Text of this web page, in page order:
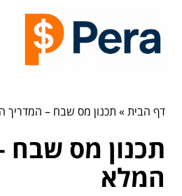
דף הבית» תכנון מס שבח – המדריך
תכנון מס שבח
המלא